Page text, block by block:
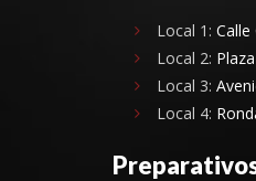
Local 1:
Local 2:
Local 3:
Local 4: